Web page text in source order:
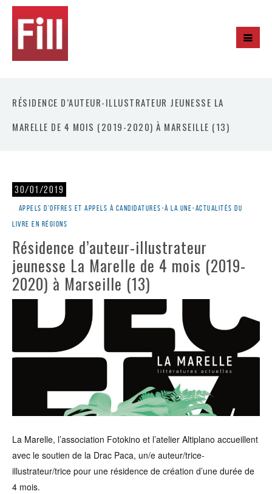
RÉSIDENCE D’AUTEUR-ILLUSTRATEUR JEUNESSE LA
MARELLE DE 4 MOIS (2019-2020) À MARSEILLE (13)
30/01/2019
Appels d'offres et appels à candidatures •À la une•Actualités du
livre en régions
Résidence d’auteur-illustrateur
jeunesse La Marelle de 4 mois (2019-
2020) à Marseille (13)
La Marelle, l’association Fotokino et l’atelier Altiplano accueillent
avec le soutien de la Drac Paca, un/e auteur/trice-
illustrateur/trice pour une résidence de création d’une durée de
4 mois.